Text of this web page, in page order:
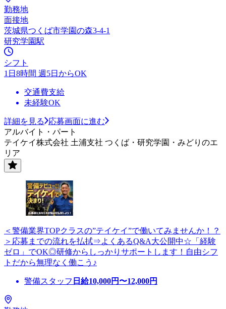
勤務地
面接地
茨城県つくば市学園の森3-4-1
研究学園駅
シフト
1日8時間 週5日からOK
交通費支給
未経験OK
詳細を見る
応募画面に進む
アルバイト・パート
テイケイ株式会社 土浦支社 つくば・研究学園・みどりのエ
リア
＜警備業界TOPクラスの”テイケイ”で働いてみませんか！？
＞応募までの流れを払拭⇒よくあるQ&A大公開中☆「経験
ゼロ」でOK◎研修からしっかりサポートします！自由シフ
トだから無理なく働こう♪
警備スタッフ 日給10,000円〜12,000円